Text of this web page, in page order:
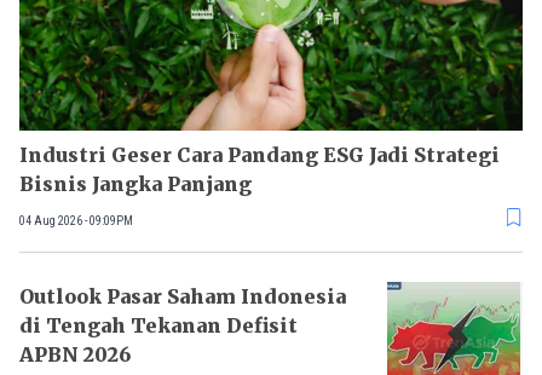
Industri Geser Cara Pandang ESG Jadi Strategi
Bisnis Jangka Panjang
04 Aug 2026 - 09:09PM
Outlook Pasar Saham Indonesia
di Tengah Tekanan Defisit
APBN 2026